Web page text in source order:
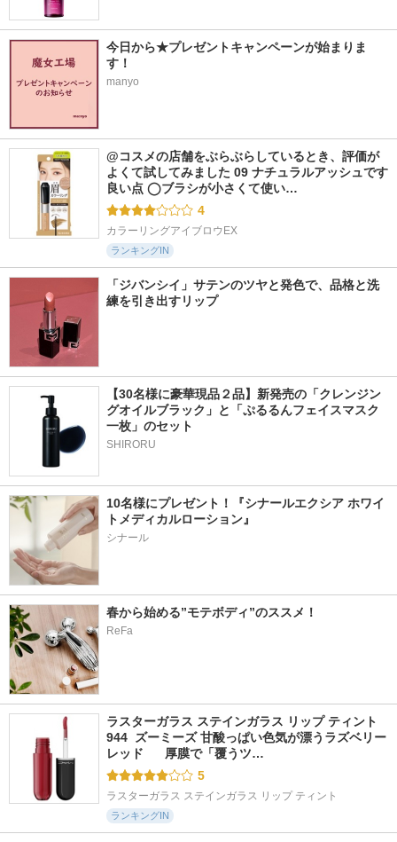
今日から★プレゼントキャンペーンが始まりま
す！
manyo
@コスメの店舗をぶらぶらしているとき、評価が
よくて試してみました 09 ナチュラルアッシュです
良い点 ◯ブラシが小さくて使い…
4
カラーリングアイブロウEX
ランキングIN
「ジバンシイ」サテンのツヤと発色で、品格と洗
練を引き出すリップ
【30名様に豪華現品２品】新発売の「クレンジン
グオイルブラック」と「ぷるるんフェイスマスク
一枚」のセット
SHIRORU
10名様にプレゼント！『シナールエクシア ホワイ
トメディカルローション』
シナール
春から始める”モテボディ”のススメ！
ReFa
ラスターガラス ステインガラス リップ ティント
944  ズーミーズ 甘酸っぱい色気が漂うラズベリー
レッド      厚膜で「覆うツ…
5
ラスターガラス ステインガラス リップ ティント
ランキングIN